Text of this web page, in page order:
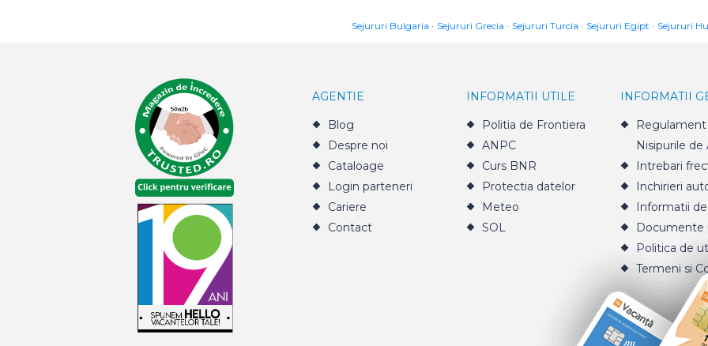
Sejururi Bulgaria Sejururi Grecia Sejururi Turcia Sejururi Egipt Sejururi
AGENTIE
Blog
Despre noi
Cataloage
Login parteneri
Cariere
Contact
INFORMATII UTILE
Politia de Frontiera
ANPC
Curs BNR
Protectia datelor
Meteo
SOL
INFORMATII
Regulament
Nisipurile de
Intrebari
Inchirieri
Informatii
Documente
Politica de
Termeni si